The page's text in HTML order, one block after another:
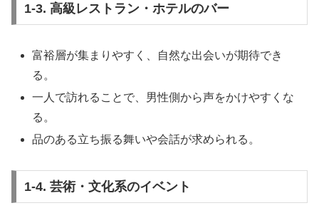
1-3. 高級レストラン・ホテルのバー
富裕層が集まりやすく、自然な出会いが期待でき
る。
一人で訪れることで、男性側から声をかけやすくな
る。
品のある立ち振る舞いや会話が求められる。
1-4. 芸術・文化系のイベント